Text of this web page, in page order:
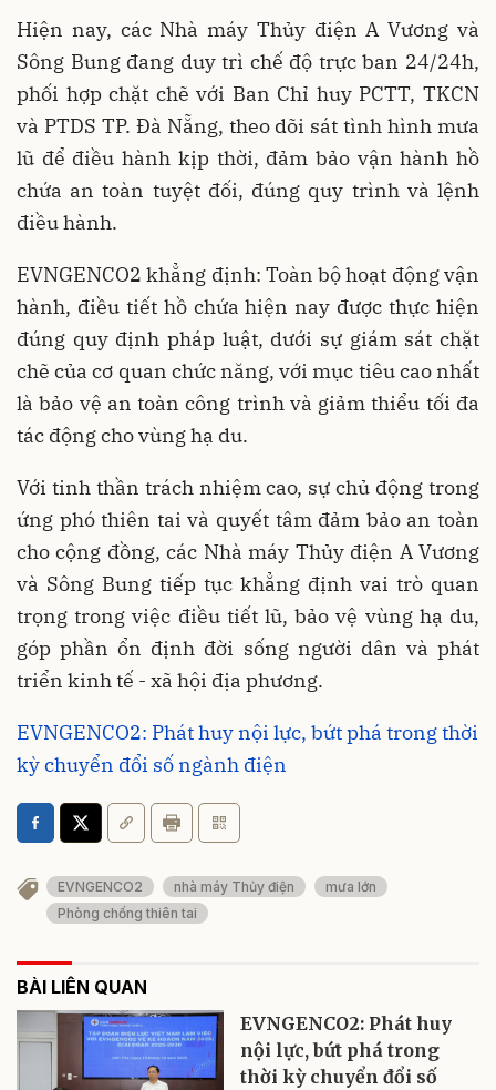
Hiện nay, các Nhà máy Thủy điện A Vương và
Sông Bungđang duy trì chế độ trực ban 24/24h,
phối hợp chặt chẽ với Ban Chỉ huy PCTT, TKCN
và PTDS TP. Đà Nẵng, theo dõi sát tình hình mưa
lũ để điều hành kịp thời, đảm bảo vận hành hồ
chứa an toàn tuyệt đối, đúng quy trình và lệnh
điều hành.
EVNGENCO2 khẳng định: Toàn bộ hoạt động vận
hành, điều tiết hồ chứa hiện nay được thực hiện
đúng quy định pháp luật, dưới sự giám sát chặt
chẽ của cơ quan chức năng, với mục tiêu cao nhất
là bảo vệ an toàn công trình và giảm thiểu tối đa
tác động cho vùng hạ du.
Với tinh thần trách nhiệm cao, sự chủ động trong
ứng phó thiên tai và quyết tâm đảm bảo an toàn
cho cộng đồng, các Nhà máy Thủy điện A Vương
và Sông Bung tiếp tục khẳng định vai trò quan
trọng trong việc điều tiết lũ, bảo vệ vùng hạ du,
góp phần ổn định đời sống người dân và phát
triển kinh tế - xã hội địa phương.
EVNGENCO2: Phát huy nội lực, bứt phá trong thời
kỳ chuyển đổi số ngành điện
EVNGENCO2 nhà máy Thủy điện
mưa lớn
Phòng chống thiên tai
BÀI LIÊN QUAN
EVNGENCO2: Phát huy
nội lực, bứt phá trong
thời kỳ chuyển đổi số